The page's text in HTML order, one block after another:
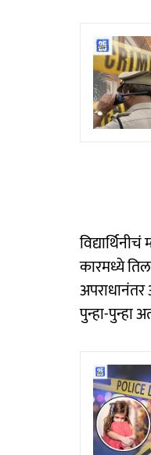
कारमध्ये
पुन्हा-पुन्हा